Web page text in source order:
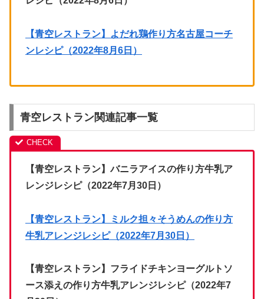
【青空レストラン】よだれ鶏作り方名古屋コーチ
ンレシピ（2022年8月6日）
青空レストラン関連記事一覧
【青空レストラン】バニラアイスの作り方牛乳ア
レンジレシピ（2022年7月30日）
【青空レストラン】ミルク担々そうめんの作り方
牛乳アレンジレシピ（2022年7月30日）
【青空レストラン】フライドチキンヨーグルトソ
ース添えの作り方牛乳アレンジレシピ（2022年7